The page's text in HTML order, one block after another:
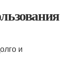
и